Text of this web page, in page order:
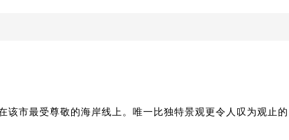
市最受尊敬的海岸线上。唯一比独特景观更令人叹为观止的